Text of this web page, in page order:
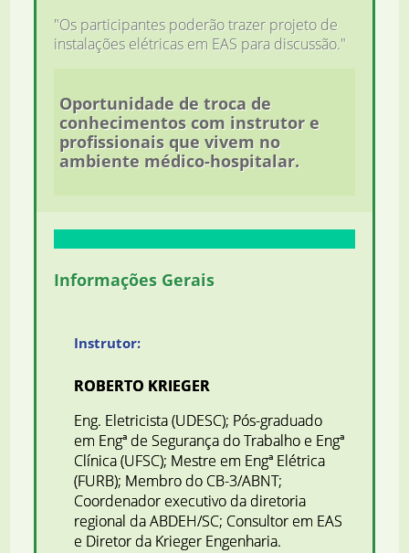
"Os participantes poderão trazer projeto de
instalações elétricas em EAS para discussão."
Oportunidade de troca de
conhecimentos com instrutor e
profissionais que vivem no
ambiente médico-hospitalar.
Informações Gerais
Instrutor:
ROBERTO KRIEGER
Eng. Eletricista (UDESC); Pós-graduado
em Engª de Segurança do Trabalho e Engª
Clínica (UFSC); Mestre em Engª Elétrica
(FURB); Membro do CB-3/ABNT;
Coordenador executivo da diretoria
regional da ABDEH/SC; Consultor em EAS
e Diretor da Krieger Engenharia.